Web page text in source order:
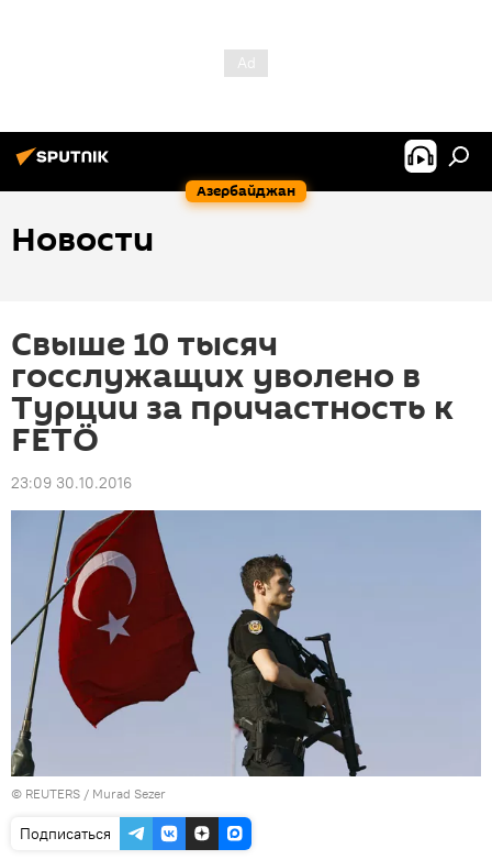
Азербайджан
Новости
Свыше 10 тысяч
госслужащих уволено в
Турции за причастность к
FETÖ
23:09 30.10.2016
© REUTERS / Murad Sezer
Подписаться